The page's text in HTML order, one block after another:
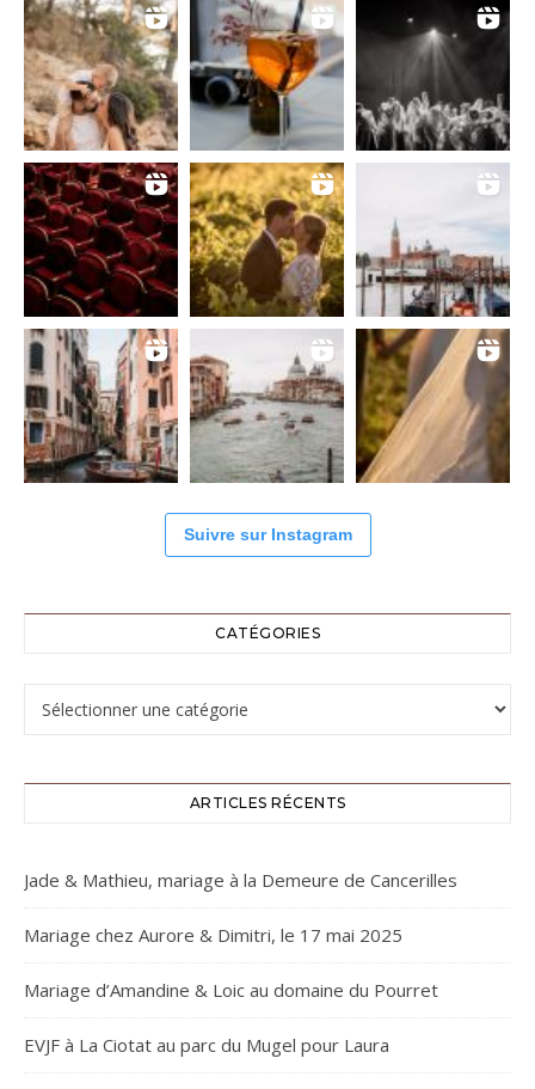
Suivre sur Instagram
CATÉGORIES
Catégories
ARTICLES RÉCENTS
Jade & Mathieu, mariage à la Demeure de Cancerilles
Mariage chez Aurore & Dimitri, le 17 mai 2025
Mariage d’Amandine & Loic au domaine du Pourret
EVJF à La Ciotat au parc du Mugel pour Laura